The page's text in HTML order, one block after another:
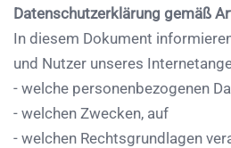
Datenschutzerklärung gemäß
In diesem Dokument
und Nutzer unseres
- welche personenbezogenen
- welchen Zwecken, auf
- welchen Rechtsgrundlagen